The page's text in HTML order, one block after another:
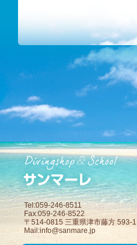
Tel:059-246-8511
Fax:059-246-8522
〒514-0815 三重県津市藤方 593-1
Mail:info@sanmare.jp